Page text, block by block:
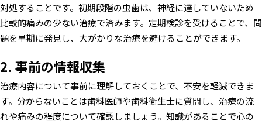
対処することです。初期段階の虫歯は、神経に達していないため
比較的痛みの少ない治療で済みます。定期検診を受けることで、問
題を早期に発見し、大がかりな治療を避けることができます。
2. 事前の情報収集
治療内容について事前に理解しておくことで、不安を軽減できま
す。分からないことは歯科医師や歯科衛生士に質問し、治療の流
れや痛みの程度について確認しましょう。知識があることで心の